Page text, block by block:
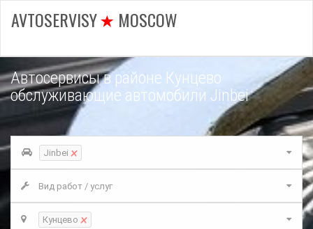
AVTOSERVISY MOSCOW
Автосервисы в районе Кунцево
обслуживающие автомобили Jinbei
Jinbei ×
Вид работ / услуг
Кунцево ×